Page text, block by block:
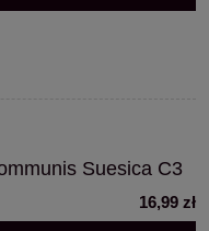
Suesica C3
16,99 zł